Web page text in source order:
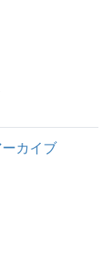
カイブ